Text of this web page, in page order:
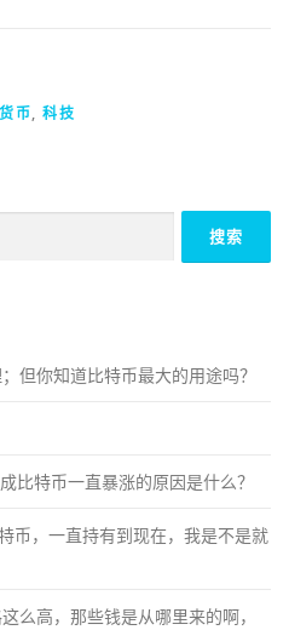
币, 科技
但你知道比特币最大的用途吗？
比特币一直暴涨的原因是什么？
币，一直持有到现在，我是不是就
么高，那些钱是从哪里来的啊，